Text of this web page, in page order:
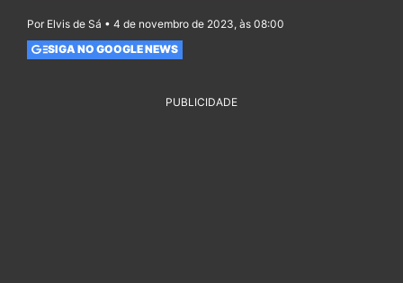
Por Elvis de Sá • 4 de novembro de 2023, às 08:00
SIGA NO GOOGLE NEWS
PUBLICIDADE